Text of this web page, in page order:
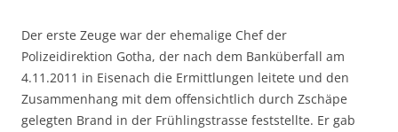
Der erste Zeuge war der ehemalige Chef der
Polizeidirektion Gotha, der nach dem Banküberfall am
4.11.2011 in Eisenach die Ermittlungen leitete und den
Zusammenhang mit dem offensichtlich durch Zschäpe
gelegten Brand in der Frühlingstrasse feststellte. Er gab